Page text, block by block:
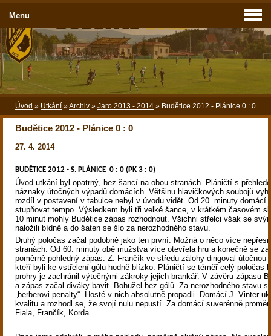
Úvod » Utkání »Archiv » Jaro 2013 - 2014 » Budětice 2012 - Plánice 0 : 0
Budětice 2012 - Plánice 0 : 0
27. 4. 2014
BUDĚTICE 2012 - S. PLÁNICE 0 : 0 (PK 3 : 0)
Úvod utkání byl opatrný, bez šancí na obou stranách. Pláničtí s
náznaky útočných výpadů domácích. Většinu hlavičkových soubojů
rozdíl v postavení v tabulce nebyl v úvodu vidět. Od 20. minuty domácí
stupňovat tempo. Výsledkem byli tři velké šance, v krátkém časovém
10 minut mohly Budětice zápas rozhodnout. Všichni střelci však se
naložili bídně a do šaten se šlo za nerozhodného stavu.
Druhý poločas začal podobně jako ten první. Možná o něco více
stranách. Od 60. minuty obě mužstva více otevřela hru a konečně se
poměrně pohledný zápas. Z. Frančík ve středu zálohy dirigoval útočnou
kteří byli ke vstřelení gólu hodně blízko. Pláničtí se téměř celý poločas
prohry je zachránil výtečnými zákroky jejich brankář. V závěru zápasu
a zápas začal diváky bavit. Bohužel bez gólů. Za nerozhodného stavu
„berberovi penalty“. Hosté v nich absolutně propadli. Domácí J. Vinter
kvalitu a rozhodl se, že svojí nulu nepustí. Za domácí suverénně
Fiala, Frančík, Korda.
Menu